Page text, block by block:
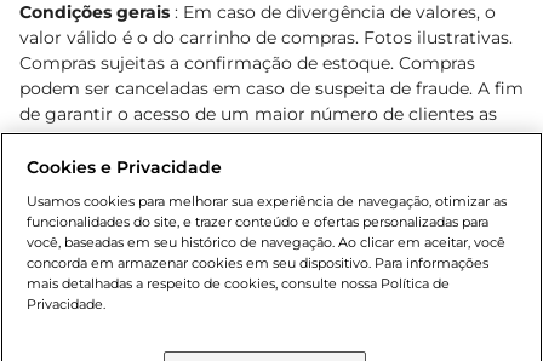
Condições gerais : Em caso de divergência de valores, o
valor válido é o do carrinho de compras. Fotos ilustrativas.
Compras sujeitas a confirmação de estoque. Compras
podem ser canceladas em caso de suspeita de fraude. A fim
de garantir o acesso de um maior número de clientes as
nossas promoções, a compra de produtos com preços
promocionais poderá ter sua quantidade limitada por
cliente. Os preços, ofertas e condições são exclusivos para
o e-commerce e válidos durante o dia de hoje, podendo
sofrer alterações sem prévia notificação. Proibida a venda
de bebidas alcoólicas para menores de 18 anos, conforme
Lei n.º 8069/90, art. 81, inciso II (Estatuto da Criança e do
Cookies e Privacidade
Usamos cookies para melhorar sua experiência de navegação, otimizar as
funcionalidades do site, e trazer conteúdo e ofertas personalizadas para
você, baseadas em seu histórico de navegação. Ao clicar em aceitar, você
concorda em armazenar cookies em seu dispositivo. Para informações
mais detalhadas a respeito de cookies, consulte nossa Política de
Privacidade.